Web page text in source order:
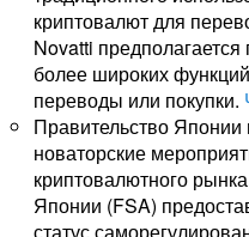
криптовалют для
Novatti
более широких
переводы или покупки.
Правительство
новаторские
криптовалютного
Японии (FSA)